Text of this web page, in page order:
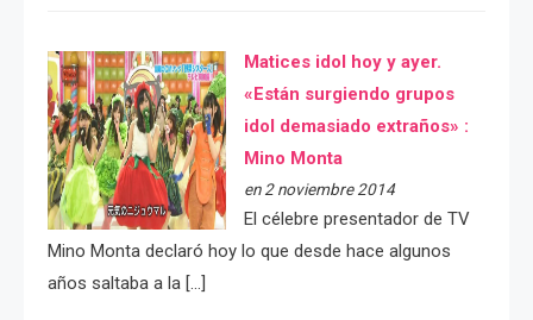
Matices idol hoy y ayer.
«Están surgiendo grupos
idol demasiado extraños» :
Mino Monta
en 2 noviembre 2014
El célebre presentador de TV
Mino Monta declaró hoy lo que desde hace algunos
años saltaba a la […]